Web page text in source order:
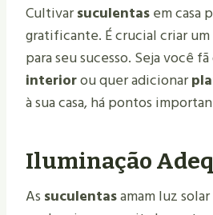
Cultivarsuculentasem casa
gratificante. É crucial criar
para seu sucesso. Seja você
interiorou quer adicionar
à sua casa, há pontos
Iluminação
As suculentasamam luz